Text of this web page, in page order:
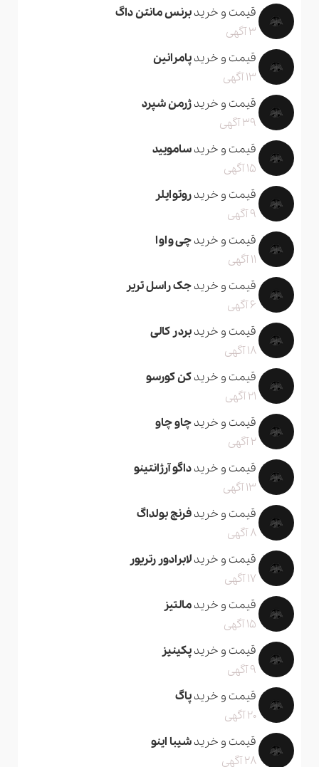
قیمت و خریدبرنس مانتن داگ
3 آگهی
قیمت و خریدپامرانین
13 آگهی
قیمت و خریدژرمن شپرد
39 آگهی
قیمت و خریدسامویید
15 آگهی
قیمت و خریدروتوایلر
9 آگهی
قیمت و خریدچی واوا
11 آگهی
قیمت و خریدجک راسل تریر
6 آگهی
قیمت و خریدبردر کالی
18 آگهی
قیمت و خریدکن کورسو
21 آگهی
قیمت و خریدچاو چاو
2 آگهی
قیمت و خریدداگو آرژانتینو
13 آگهی
قیمت و خریدفرنچ بولداگ
8 آگهی
قیمت و خریدلابرادور رتریور
17 آگهی
قیمت و خریدمالتیز
15 آگهی
قیمت و خریدپکینیز
9 آگهی
قیمت و خریدپاگ
20 آگهی
قیمت و خریدشیبا اینو
28 آگهی